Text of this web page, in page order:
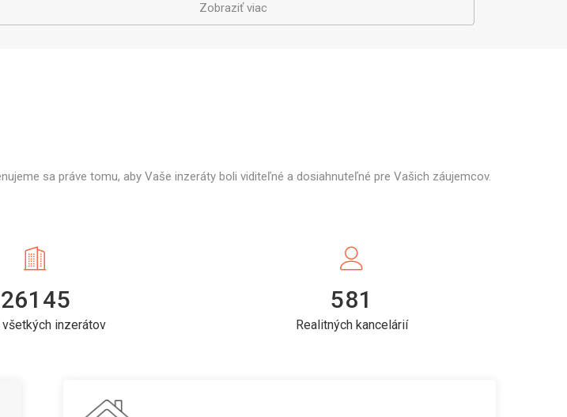
Zobraziť viac
sa práve tomu, aby Vaše inzeráty boli viditeľné a dosiahnuteľné pre Vašich záujemcov.
26145
inzerátov
581
Realitných kancelárií